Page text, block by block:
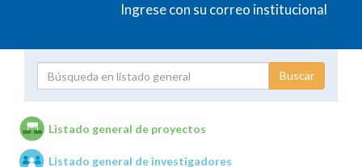
Ingrese con su correo institucional
Unidades de investigación
Listado general de proyectos
Listado general de investigadores